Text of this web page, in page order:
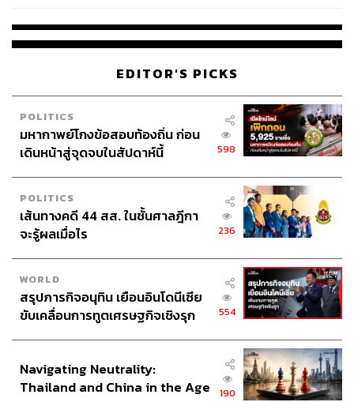
เปลี่ยนสำคัญของความสัมพันธ์จีน-รัสเซีย ทำให้เกิดความ
ร่วมมือทางยุทธศาสตร์ต่างๆ มากขึ้น ทั้งการเป็นผู้ร่วมก่อตั้ง
กลุ่ม Shanghai Cooperation Organization : SCO ในปี 2001
มีการประสานทางทหาร และความร่วมมือด้าน
พลังงาน ทั้งหมดนี้ถือเป็นจุดเริ่มต้นของจีน-รัสเซียที่จับมือกัน
สร้างแกนถ่วงดุลสหรัฐฯ
สำหรับฝ่ายจีน แม้ว่าจะยังคงมีพื้นที่ส่วนอื่นส่วนอื่นที่เป็นดิน
แดนพิพาททางประวัติศาสตร์กับรัสเซีย แต่หลังจากที่รัสเซีย
ยอมคืนดินแดนพิพาทมาบางส่วน ฝ่ายจีนก็ “ไม่เรียกร้อง” ดิน
แดนส่วนอื่นๆ จากรัสเซียในทางการทูต ปรับมาเน้นให้น้ำ
หนักสร้างความสัมพันธ์เชิงยุทธศาสตร์กับรัสเซียมากกว่าการ
หาเรื่องทะเลาะขัดแย้งกัน
โดยสรุป ภายใต้การนำของปูติน รัสเซียเลือกเดินเกม
ประนีประนอม เพื่อซื้อใจจีน ยอมโอน/แบ่งพื้นที่พิพาทบาง
ส่วนให้จีน จึงถือเป็น Turning Point สำคัญอีกด้านที่มีส่วนเปิด
ประตูแห่งโอกาสพัฒนาสู่ความสัมพันธ์สีจิ้นผิง-ปูติน ที่แนบ
แน่นมาจนถึงปัจจุบัน
EDITOR'S PICKS
POLITICS
มหากาพย์โกงข้อสอบท้องถิ่น ก่อน
เดินหน้าสู่จุดจบในสัปดาห์นี้
598
POLITICS
เส้นทางคดี 44 สส. ในชั้นศาลฎีกา
จะรู้ผลเมื่อไร
236
WORLD
สรุปภารกิจอนุทิน เยือนอินโดนีเซีย
ขับเคลื่อนการทูตเศรษฐกิจเชิงรุก
554
Navigating Neutrality:
Thailand and China in the Age
190